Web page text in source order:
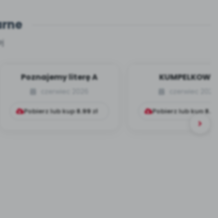
Poznajemy literę A
Pobierz lub kup8.99zł
KUMPELKOWO
Pobierz lub kup